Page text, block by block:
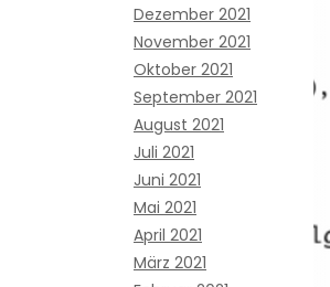
Dezember 2021
November 2021
Oktober 2021
September 2021
August 2021
Juli 2021
Juni 2021
Mai 2021
April 2021
März 2021